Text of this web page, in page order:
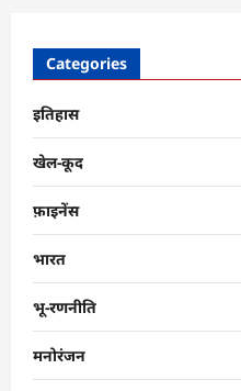
Categories
इतिहास
खेल-कूद
फ़ाइनेंस
भारत
भू-रणनीति
मनोरंजन